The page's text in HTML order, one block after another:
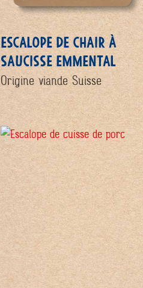
ESCALOPE DE CHAIR À
SAUCISSE EMMENTAL
Origine viande Suisse